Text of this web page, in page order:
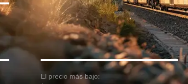
El precio más bajo: